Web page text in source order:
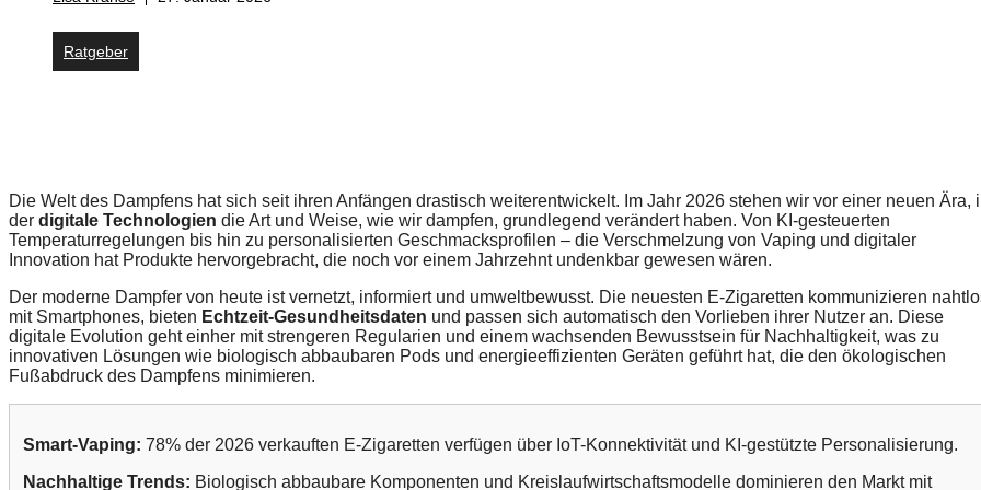
Ratgeber
Die Welt des Dampfens hat sich seit ihren Anfängen drastisch weiterentwickelt. Im Jahr 2026 stehen wir vor einer neuen Ära,
der digitale Technologien die Art und Weise, wie wir dampfen, grundlegend verändert haben. Von KI-gesteuerten
Temperaturregelungen bis hin zu personalisierten Geschmacksprofilen – die Verschmelzung von Vaping und digitaler
Innovation hat Produkte hervorgebracht, die noch vor einem Jahrzehnt undenkbar gewesen wären.
Der moderne Dampfer von heute ist vernetzt, informiert und umweltbewusst. Die neuesten E-Zigaretten kommunizieren
mit Smartphones, bieten Echtzeit-Gesundheitsdaten und passen sich automatisch den Vorlieben ihrer Nutzer an. Diese
digitale Evolution geht einher mit strengeren Regularien und einem wachsenden Bewusstsein für Nachhaltigkeit, was zu
innovativen Lösungen wie biologisch abbaubaren Pods und energieeffizienten Geräten geführt hat, die den ökologischen
Fußabdruck des Dampfens minimieren.
Smart-Vaping: 78% der 2026 verkauften E-Zigaretten verfügen über IoT-Konnektivität und KI-gestützte Personalisierung.
Nachhaltige Trends: Biologisch abbaubare Komponenten und Kreislaufwirtschaftsmodelle dominieren den Markt mit